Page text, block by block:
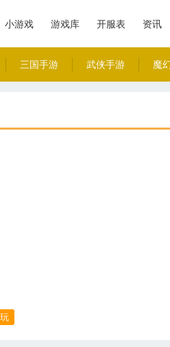
三国手游 武侠手游 魔
小游戏 游戏库 开服表 资讯